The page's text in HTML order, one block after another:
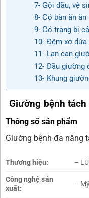
7- Gội đầu, vệ
8- Có bàn ăn
9- Có trang bị
10- Đệm xơ
11- Lan can
12- Đầu giường
13- Khung
Giường bệnh
Thông số sản phẩm
Giường bệnh đa năng
Thương hiệu:
–
Công nghệ sản
xuất:
–